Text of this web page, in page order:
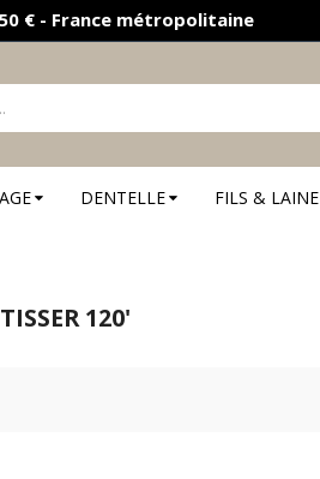
€ - France métropolitaine
DENTELLE FILS & LAINE
120'